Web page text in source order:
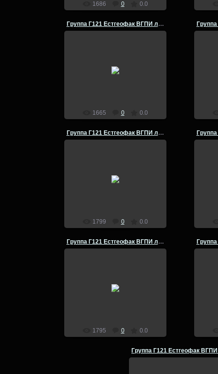
1686 0 0.0
Группа Г121 Естгеофак ВГПИ летняя полевая практика
1665 0 0.0
Группа Г121 Естгеофак ВГПИ летняя полевая практика
1799 0 0.0
Группа Г121 Естгеофак ВГПИ летняя полевая практика
1795 0 0.0